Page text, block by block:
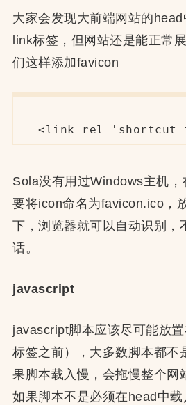
大家会发现大前端网站的
link标签，但网站还是能正常
们这样添加favicon
<link rel='shortcut
Sola没有用过Windows主机，
要将icon命名为favicon.ico，
下，浏览器就可以自动识别，
话。
javascript
javascript脚本应该尽可能放
标签之前），大多数脚本都不
果脚本载入慢，会拖慢整个网
如果脚本不是必须在head中